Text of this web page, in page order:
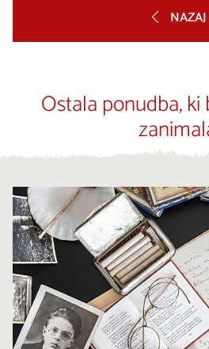
NAZAJ
Ostala ponudba,